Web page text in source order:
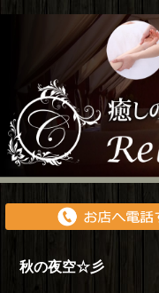
秋の夜空☆彡